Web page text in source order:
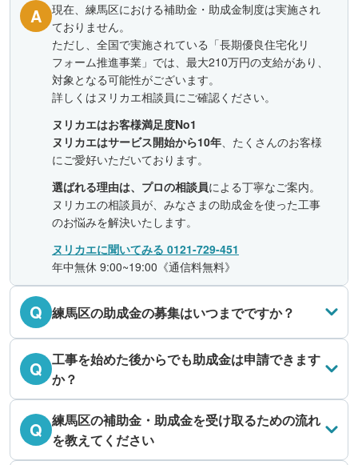
A
現在、練馬区における補助金・助成金制度は実施され
ておりません。
ただし、全国で実施されている「長期優良住宅化リ
フォーム推進事業」では、最大210万円の支給があり、
対象となる可能性がございます。
詳しくはヌリカエ相談員にご確認ください。
ヌリカエはお客様満足度No1
ヌリカエはサービス開始から10年、たくさんのお客様
にご愛好いただいております。
選ばれる理由は、プロの相談員による丁寧なご案内。
ヌリカエの相談員が、みなさまの助成金を使った工事
のお悩みを解決いたします。
ヌリカエに聞いてみる 0121-729-451
年中無休 9:00~19:00《通信料無料》
Q 練馬区の助成金の募集はいつまでですか？
Q 工事を始めた後からでも助成金は申請できます
か？
Q 練馬区の補助金・助成金を受け取るための流れ
を教えてください